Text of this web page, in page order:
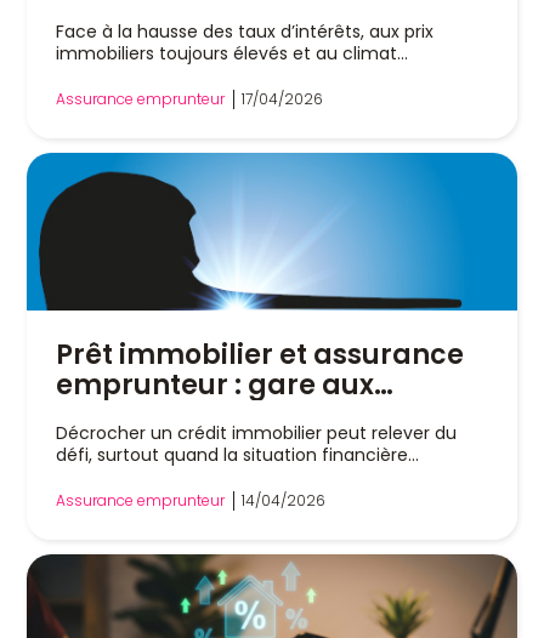
prêt, optimisez votre
assurance emprunteur
Face à la hausse des taux d’intérêts, aux prix
immobiliers toujours élevés et au climat
Assurance emprunteur 17/04/2026
Prêt immobilier et assurance
emprunteur : gare aux
son dossier
Décrocher un crédit immobilier peut relever du
défi, surtout quand la situation financière...
Assurance emprunteur 14/04/2026